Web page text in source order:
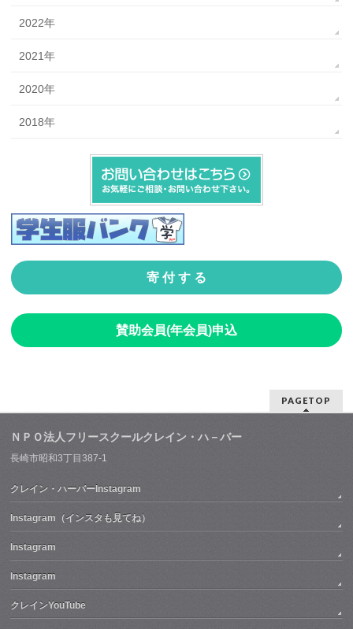
2022年
2021年
2020年
2018年
寄 付 す る
賛助会員(年会員)申込
PAGETOP
ＮＰＯ法人フリースクールクレイン・ハ－バー
長崎市昭和3丁目387-1
クレイン・ハーバーInstagram
Instagram（インスタも見てね）
Instagram
Instagram
クレインYouTube